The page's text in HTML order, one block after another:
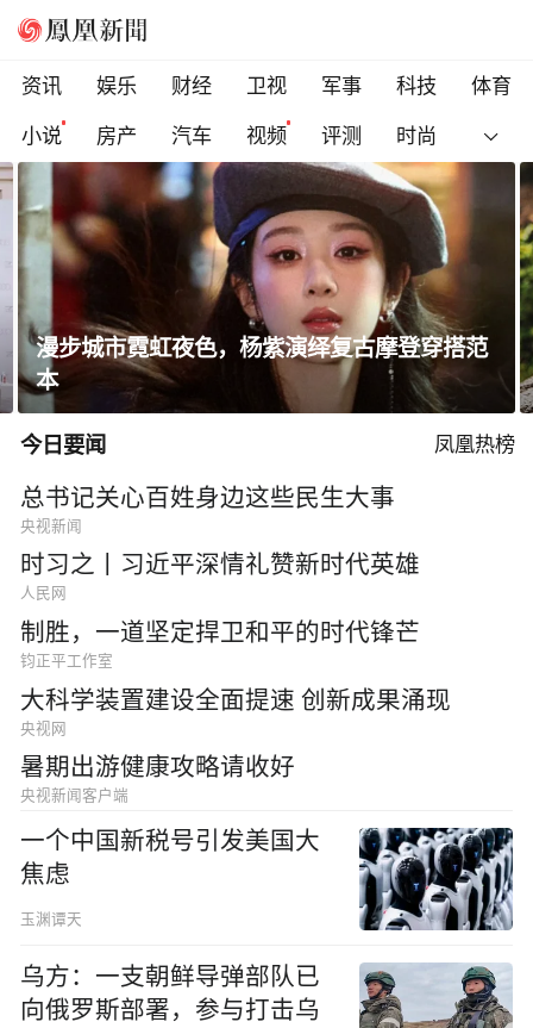
资讯 娱乐 财经 卫视 军事 科技
体育
小说
房产 汽车 视频 评测 时尚
杨紫演绎复古摩登穿搭范
瑞士军工品质「暴
脚 ，征服全地形
今日要闻 凤凰热榜
总书记关心百姓身边这些民生大事
央视新闻
时习之丨习近平深情礼赞新时代英雄
人民网
制胜，一道坚定捍卫和平的时代锋芒
钧正平工作室
大科学装置建设全面提速 创新成果涌现
央视网
暑期出游健康攻略请收好
央视新闻客户端
一个中国新税号引发美国大
焦虑
玉渊谭天
乌方：一支朝鲜导弹部队已
向俄罗斯部署，参与打击乌